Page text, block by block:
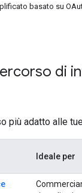
basato su
di
più adatto alle
Ideale per